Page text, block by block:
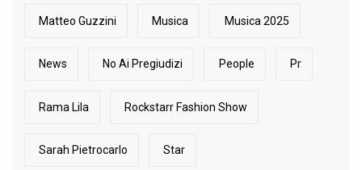
Matteo Guzzini Musica Musica 2025
News No Ai Pregiudizi People Pr
Rama Lila Rockstarr Fashion Show
Sarah Pietrocarlo Star